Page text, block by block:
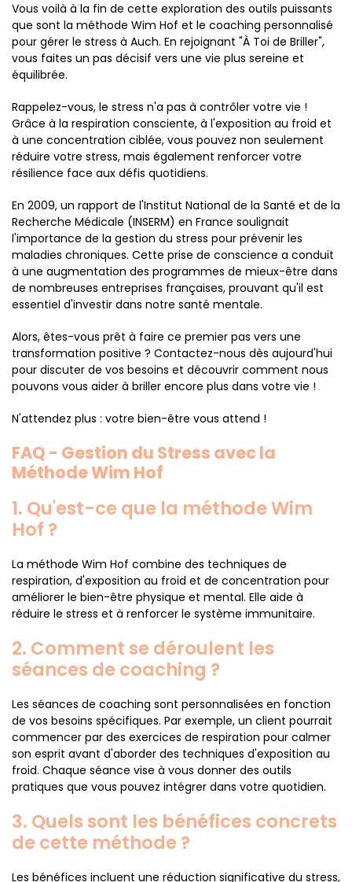
Vous voilà à la fin de cette exploration des outils puissants
que sont la méthode Wim Hof et le coaching personnalisé
pour gérer le stress à Auch. En rejoignant "À Toi de Briller",
vous faites un pas décisif vers une vie plus sereine et
équilibrée.
Rappelez-vous, le stress n'a pas à contrôler votre vie !
Grâce à la respiration consciente, à l'exposition au froid et
à une concentration ciblée, vous pouvez non seulement
réduire votre stress, mais également renforcer votre
résilience face aux défis quotidiens.
En 2009, un rapport de l'Institut National de la Santé et de la
Recherche Médicale (INSERM) en France soulignait
l'importance de la gestion du stress pour prévenir les
maladies chroniques. Cette prise de conscience a conduit
à une augmentation des programmes de mieux-être dans
de nombreuses entreprises françaises, prouvant qu'il est
essentiel d'investir dans notre santé mentale.
Alors, êtes-vous prêt à faire ce premier pas vers une
transformation positive ? Contactez-nous dès aujourd'hui
pour discuter de vos besoins et découvrir comment nous
pouvons vous aider à briller encore plus dans votre vie !
N'attendez plus : votre bien-être vous attend !
FAQ - Gestion du Stress avec la
Méthode Wim Hof
1. Qu'est-ce que la méthode Wim
Hof ?
La méthode Wim Hof combine des techniques de
respiration, d'exposition au froid et de concentration pour
améliorer le bien-être physique et mental. Elle aide à
réduire le stress et à renforcer le système immunitaire.
2. Comment se déroulent les
séances de coaching ?
Les séances de coaching sont personnalisées en fonction
de vos besoins spécifiques. Par exemple, un client pourrait
commencer par des exercices de respiration pour calmer
son esprit avant d'aborder des techniques d'exposition au
froid. Chaque séance vise à vous donner des outils
pratiques que vous pouvez intégrer dans votre quotidien.
3. Quels sont les bénéfices concrets
de cette méthode ?
Les bénéfices incluent une réduction significative du stress,